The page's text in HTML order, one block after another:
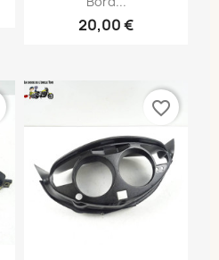
20,00 €
favorite_border